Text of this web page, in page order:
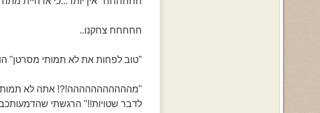
חחחחח צחקנו..
"טוב לפחות את לא תמותי מסרטן"
"מההההההההההה!?! אתה לא
לדבר שטויות!!" הרגשתי